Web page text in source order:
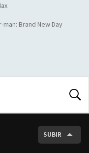
man: Brand New Day
SUBIR